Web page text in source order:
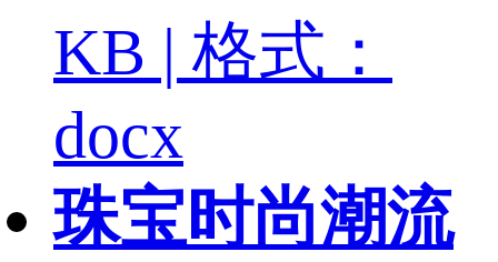
KB | 格式：
docx
珠宝时尚潮流